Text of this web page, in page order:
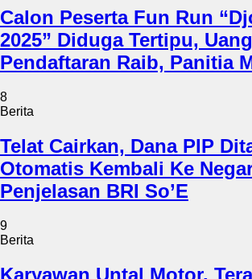
Calon Peserta Fun Run
2025” Diduga Tertipu, Uang
Pendaftaran Raib, Panitia
8
Berita
Telat Cairkan, Dana PIP
Otomatis Kembali Ke
Penjelasan BRI So’E
9
Berita
Karyawan Untal Motor,